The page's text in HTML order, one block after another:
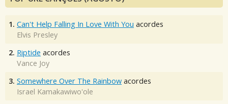
1. Can't Help Falling In Love With You acordes
Elvis Presley
2. Riptide acordes
Vance Joy
3. Somewhere Over The Rainbow acordes
Israel Kamakawiwo'ole